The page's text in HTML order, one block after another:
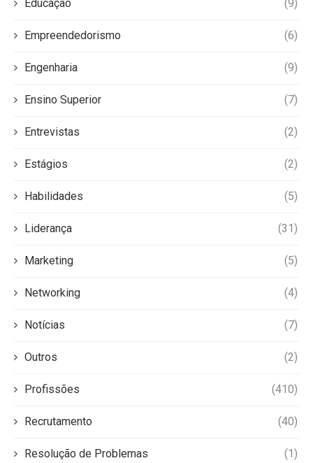
Educação (9)
Empreendedorismo (6)
Engenharia (9)
Ensino Superior (7)
Entrevistas (2)
Estágios (2)
Habilidades (5)
Liderança (31)
Marketing (5)
Networking (4)
Notícias (7)
Outros (2)
Profissões (410)
Recrutamento (40)
Resolução de Problemas (1)